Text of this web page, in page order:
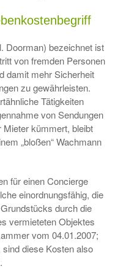
Doorman) bezeichnet ist
von fremden Personen
damit mehr Sicherheit
zu gewährleisten.
Tätigkeiten
von Sendungen
Mieter kümmert, bleibt
„bloßen“ Wachmann
für einen Concierge
einordnungsfähig, die
durch die
vermieteten Objektes
vom 04.01.2007;
diese Kosten also